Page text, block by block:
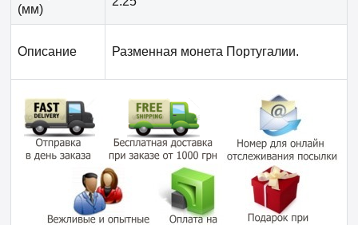
(мм)
Описание Разменная монета Португалии.